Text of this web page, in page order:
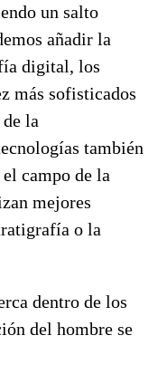
un salto
añadir la
digital, los
más sofisticados
la
también
campo de la
mejores
o la
dentro de los
del hombre se